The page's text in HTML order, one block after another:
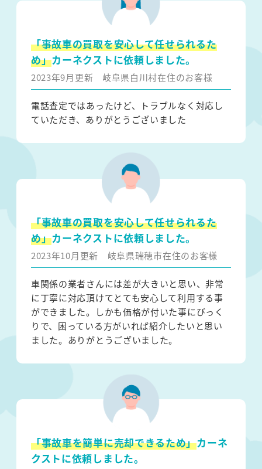
「事故車の買取を安心して任せられるた
め」カーネクストに依頼しました。
2023年9月更新 岐阜県白川村在住のお客様
電話査定ではあったけど、トラブルなく対応し
ていただき、ありがとうございました
「事故車の買取を安心して任せられるた
め」カーネクストに依頼しました。
2023年10月更新 岐阜県瑞穂市在住のお客様
車関係の業者さんには差が大きいと思い、非常
に丁寧に対応頂けてとても安心して利用する事
ができました。しかも価格が付いた事にびっく
りで、困っている方がいれば紹介したいと思い
ました。ありがとうございました。
「事故車を簡単に売却できるため」カーネ
クストに依頼しました。